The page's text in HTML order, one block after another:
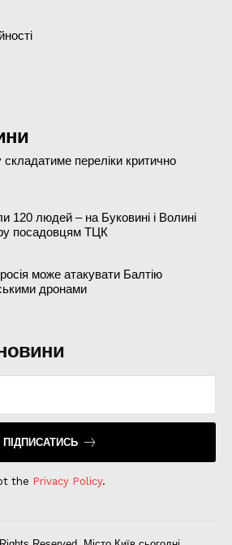
переліки критично
120 людей – на Буковині і Волині
посадовцям ТЦК
може атакувати Балтію
дронами
ПІДПИСАТИСЬ
the Privacy Policy.